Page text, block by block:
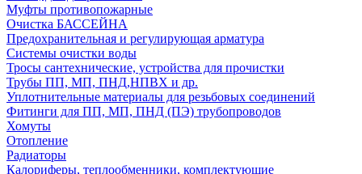
Муфты противопожарные
Очистка БАССЕЙНА
Предохранительная и регулирующая арматура
Системы очистки воды
Тросы сантехнические, устройства для прочистки
Трубы ПП, МП, ПНД,НПВХ и др.
Уплотнительные материалы для резьбовых соединений
Фитинги для ПП, МП, ПНД (ПЭ) трубопроводов
Хомуты
Отопление
Радиаторы
Калориферы, теплообменники, комплектующие